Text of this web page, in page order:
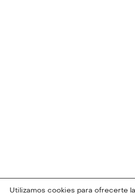
Utilizamos cookies para ofrecerte